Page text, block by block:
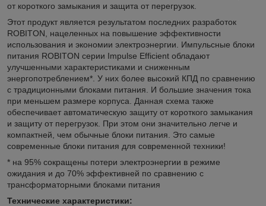
от короткого замыкания и защита от перегрузок.
Этот продукт является результатом последних разработок
ROBITON, нацеленных на повышение эффективности
использования и экономии электроэнергии. Импульсные блоки
питания ROBITON серии Impulse Efficient обладают
улучшенными характеристиками и сниженным
энергопотреблением*. У них более высокий КПД по сравнению
с традиционными блоками питания. И большие значения тока
при меньшем размере корпуса. Данная схема также
обеспечивает автоматическую защиту от короткого замыкания
и защиту от перегрузок. При этом они значительно легче и
компактней, чем обычные блоки питания. Это самые
современные блоки питания для современной техники!
* на 95% сокращены потери электроэнергии в режиме
ожидания и до 70% эффективней по сравнению с
трансформаторными блоками питания
Технические характеристики: